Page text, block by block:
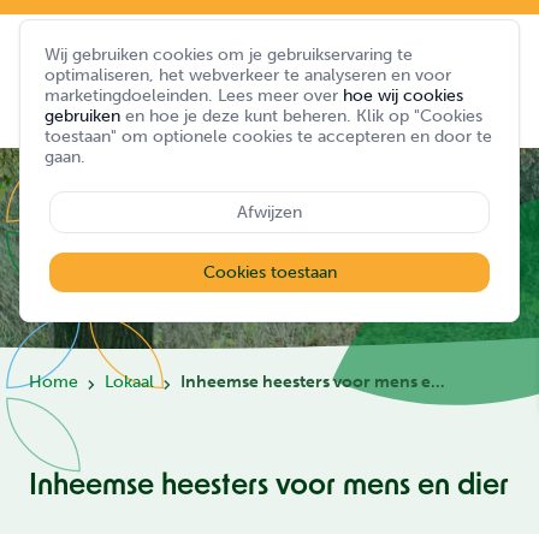
Home Lokaal Inheemse heesters voor mens en dier
Inheemse heesters voor mens en dier
Wij gebruiken cookies om je gebruikservaring te
optimaliseren, het webverkeer te analyseren en voor
marketingdoeleinden. Lees meer over hoe wij cookies
gebruiken en hoe je deze kunt beheren. Klik op "Cookies
toestaan" om optionele cookies te accepteren en door te
gaan.
Afwijzen
Cookies toestaan